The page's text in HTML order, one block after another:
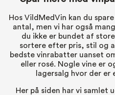
Hos VildMedVin kan du
antal, men vi har også
du ikke er bundet af
sortere efter pris, stil og
bedste vinrabatter uanset
eller rosé. Nogle vine er
lagersalg hvor der er
Her på siden har vi